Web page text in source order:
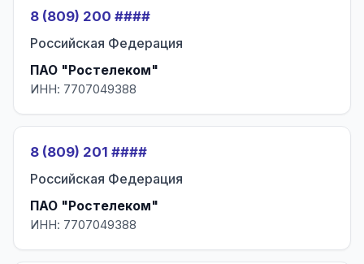
8 (809) 200 ####
Российская Федерация
ПАО "Ростелеком"
ИНН: 7707049388
8 (809) 201 ####
Российская Федерация
ПАО "Ростелеком"
ИНН: 7707049388